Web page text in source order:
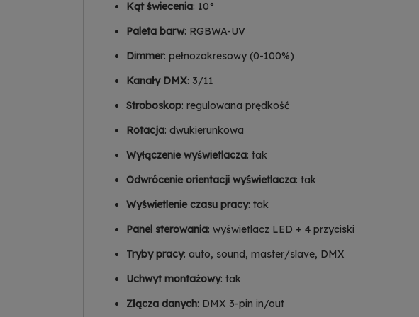
Kąt świecenia: 10°
Paleta barw: RGBWA-UV
Dimmer: pełnozakresowy (0-100%)
Kanały DMX: 3/11
Stroboskop: regulowana prędkość
Rotacja: dwukierunkowa
Wyłączenie wyświetlacza: tak
Odwrócenie orientacji wyświetlacza: tak
Wyświetlenie czasu pracy: tak
Panel sterowania: wyświetlacz LED + 4 przyciski
Tryby pracy: auto, sound, master/slave, DMX
Uchwyt montażowy: tak
Złącza danych: DMX 3-pin in/out